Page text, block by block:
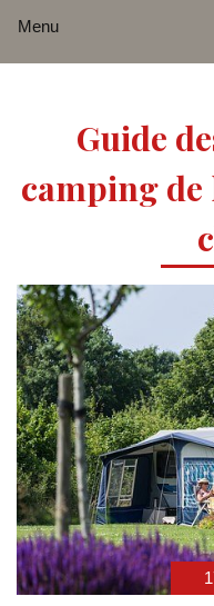
Menu
Guide
camping de